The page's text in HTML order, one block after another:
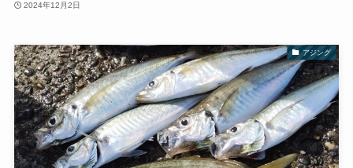
2024年12月2日
アジング